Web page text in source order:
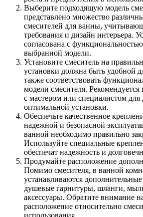
Выберите подходящую модель
представлено множество
смесителей для ванны,
требования и дизайн интерьера.
согласована с
выбранной модели.
Установите смеситель на
установки должна быть удобной
также соответствовать
модели смесителя. Рекомендуется
с мастером или специалистом для
оптимальной установки.
Обеспечьте качественное
надежной и безопасной
ванной необходимо правильно
Используйте специальные
обеспечат надежность и
Продумайте расположение
Помимо смесителя, в ванной
устанавливаются
душевые гарнитуры, шланги,
аксессуары. Обратите внимание
расположение относительно
использования.